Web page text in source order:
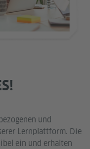
und
Lernplattform. Die
ein und erhalten